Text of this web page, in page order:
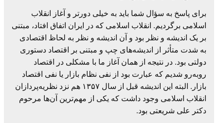
برای پاسخ به سؤال شما باید به خیلی دورتر و آغاز انقلاب
اسلامی برگردیم. انقلاب اسلامی که در ایران اتفاق افتاد، مبتنی
بر یک اندیشه و نظر بود و آن اندیشه و نظر به لحاظ اقتصادی
به شدت متأثر از اندیشه‌های چپ و مبتنی بر اقتصاد دستوری
دولتی بود. در نتیجه از همان آغاز ما با مشکلی در اقتصاد
روبه‌رو شدیم که عبارت بود از نفی نظام بازار یا نفی اقتصاد
بازار. البته این اندیشه قبل از سال ۱۳۵۷ هم نزد نظریه‌پردازان
انقلاب اسلامی وجود داشت که یکی از مهم‌ترین آن‌ها مرحوم
دکتر علی شریعتی بود.